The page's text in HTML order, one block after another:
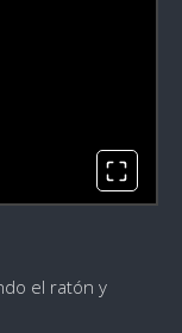
el ratón y